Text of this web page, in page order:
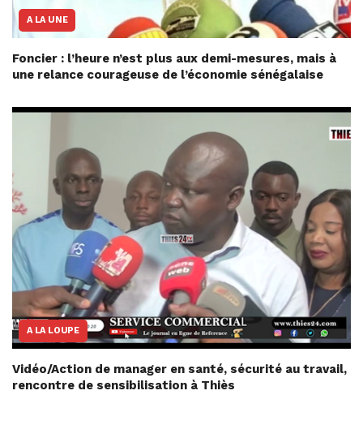
A LA UNE
Foncier : l’heure n’est plus aux demi-mesures, mais à
une relance courageuse de l’économie sénégalaise
A LA LOUPE
Vidéo/Action de manager en santé, sécurité au travail,
rencontre de sensibilisation à Thiès